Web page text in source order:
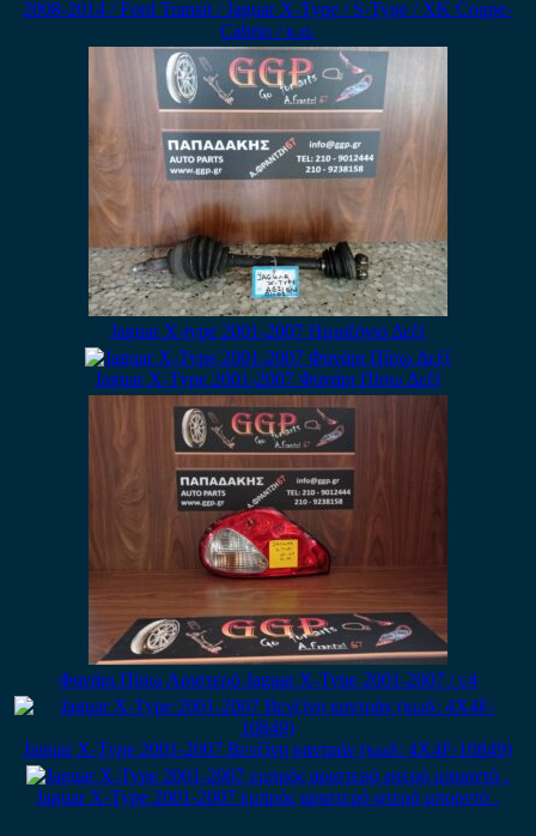
2008-2014 / Ford Transit / Jaguar X-Type / S-Type / XK Coupe-
Cabrio / κ.α.
Jaguar X-type 2001-2007 Ημιαξόνιο Δεξί
Jaguar X-Type 2001-2007 Φανάρι Πίσω Δεξί
Φανάρι Πίσω Αριστερό Jaguar X-Type 2001-2007 / c4
Jaguar X-Type 2001-2007 Βενζίνη καντράν (κωδ: 4X4F-10849)
Jaguar X-Type 2001-2007 εμπρός αριστερό φτερό μπορντό .